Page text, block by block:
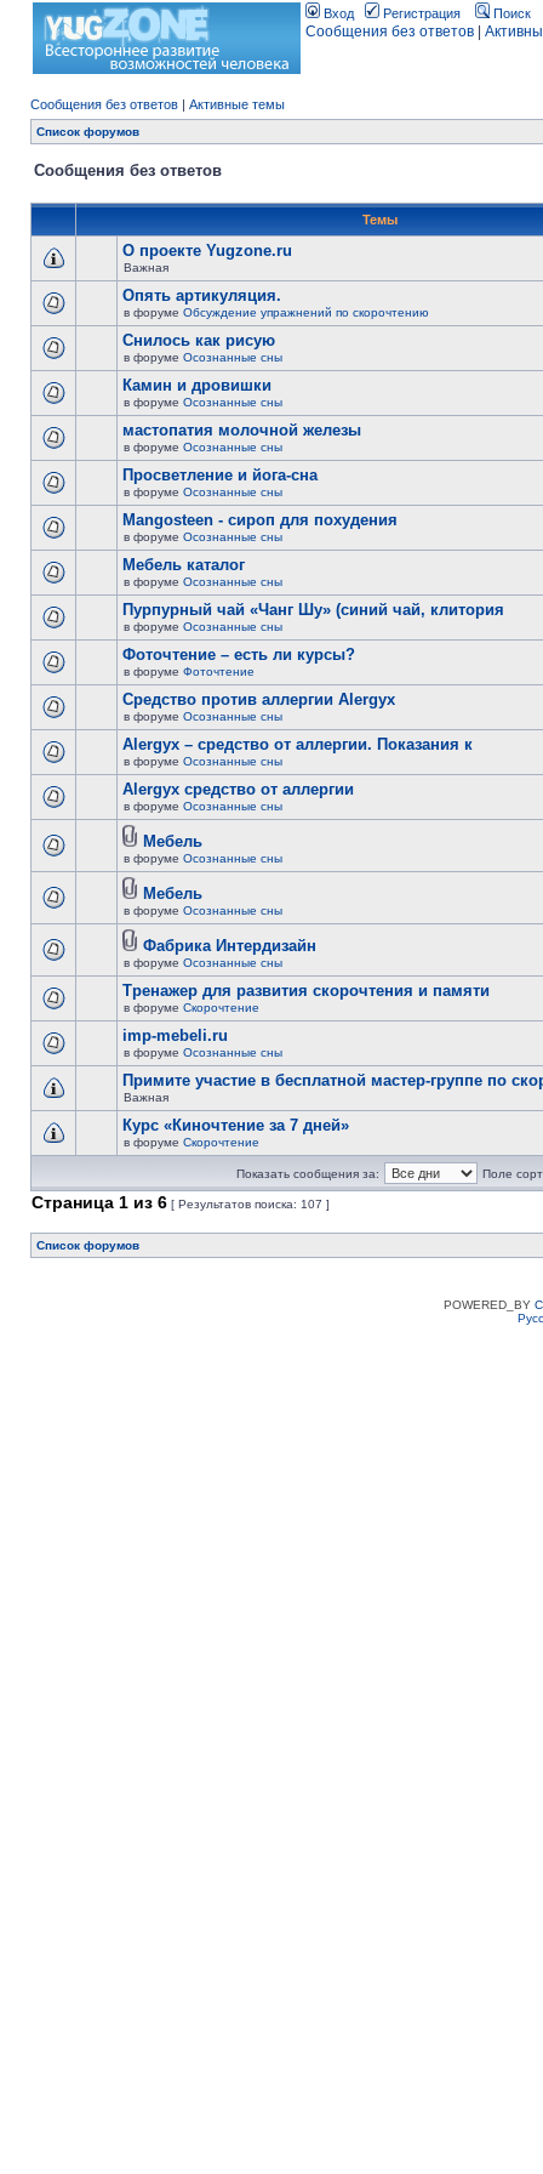
Вход Регистрация Поиск
Сообщения без ответов
Сообщения без ответов | Активные темы
Список форумов
Сообщения без ответов
Темы
О проекте Yugzone.ru
Важная
Опять артикуляция.
в форуме Обсуждение упражнений по скорочтению
Снилось как рисую
в форуме Осознанные сны
Камин и дровишки
в форуме Осознанные сны
мастопатия молочной железы
в форуме Осознанные сны
Просветление и йога-сна
в форуме Осознанные сны
Mangosteen - сироп для похудения
в форуме Осознанные сны
Мебель каталог
в форуме Осознанные сны
Пурпурный чай «Чанг Шу» (синий чай, клитория
в форуме Осознанные сны
Фоточтение – есть ли курсы?
в форуме Фоточтение
Cредство против аллергии Alergyx
в форуме Осознанные сны
Alergyx – средство от аллергии. Показания к
в форуме Осознанные сны
Alergyx средство от аллергии
в форуме Осознанные сны
Мебель
в форуме Осознанные сны
Мебель
в форуме Осознанные сны
Фабрика Интердизайн
в форуме Осознанные сны
Тренажер для развития скорочтения и памяти
в форуме Скорочтение
imp-mebeli.ru
в форуме Осознанные сны
Примите участие в бесплатной мастер-группе по
Важная
Курс «Киночтение за 7 дней»
в форуме Скорочтение
Показать сообщения за: Поле
Страница 1 из 6 [ Результатов поиска: 107 ]
Список форумов
POWERED_BY